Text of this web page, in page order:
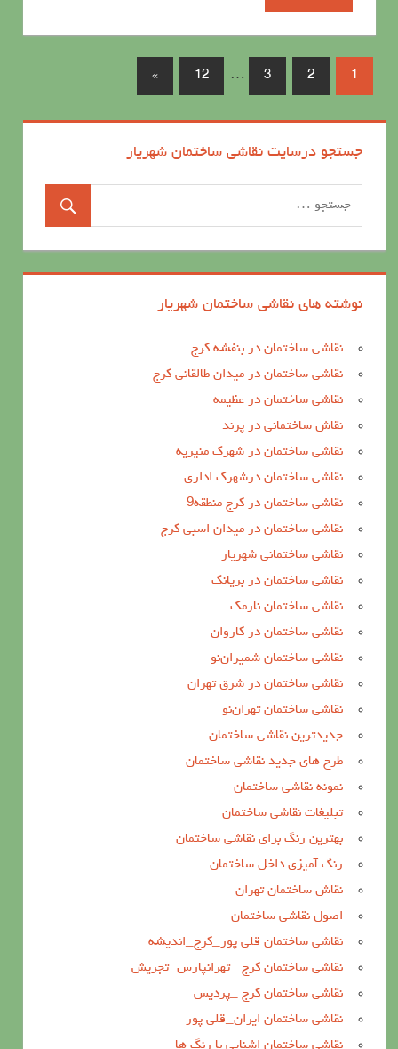
1
2
3
…
12
»
جستجو درسایت نقاشی ساختمان شهریار
نوشته های نقاشی ساختمان شهریار
نقاشی ساختمان در بنفشه کرج
نقاشی ساختمان در میدان طالقانی کرج
نقاشی ساختمان در عظیمه
نقاش ساختمانی در پرند
نقاشی ساختمان در شهرک منیریه
نقاشی ساختمان درشهرک اداری
نقاشی ساختمان در کرج منطقه9
نقاشی ساختمان در میدان اسبی کرج
نقاشی ساختمانی شهریار
نقاشی ساختمان در بریانک
نقاشی ساختمان نارمک
نقاشی ساختمان در کاروان
نقاشی ساختمان شمیران‌نو
نقاشی ساختمان در شرق تهران
نقاشی ساختمان تهران‌نو
جدیدترین نقاشی ساختمان
طرح های جدید نقاشی ساختمان
نمونه نقاشی ساختمان
تبلیغات نقاشی ساختمان
بهترین رنگ برای نقاشی ساختمان
رنگ آمیزی داخل ساختمان
نقاش ساختمان تهران
اصول نقاشی ساختمان
نقاشی ساختمان قلی پور_کرج_اندیشه
نقاشی ساختمان کرج _تهرانپارس_تجریش
نقاشی ساختمان کرج _پردیس
نقاشی ساختمان ایران_قلی پور